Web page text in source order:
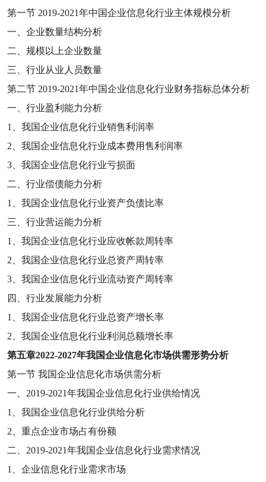
第一节 2019-2021年中国企业信息化行业主体规模分析
一、企业数量结构分析
二、规模以上企业数量
三、行业从业人员数量
第二节 2019-2021年中国企业信息化行业财务指标总体分析
一、行业盈利能力分析
1
、我国企业信息化行业销售利润率
2 、我国企业信息化行业成本费用售利润率
3 、我国企业信息化行业亏损面
二、行业偿债能力分析
1
、我国企业信息化行业资产负债比率
三、行业营运能力分析
1
、我国企业信息化行业应收帐款周转率
2 、我国企业信息化行业总资产周转率
3 、我国企业信息化行业流动资产周转率
四、行业发展能力分析
1
、我国企业信息化行业总资产增长率
2 、我国企业信息化行业利润总额增长率
第五章2022-2027年我国企业信息化市场供需形势分析
第一节 我国企业信息化市场供需分析
一、 2019-2021年我国企业信息化行业供给情况
1
、我国企业信息化行业供给分析
2 、重点企业市场占有份额
二、 2019-2021年我国企业信息化行业需求情况
1
、企业信息化行业需求市场